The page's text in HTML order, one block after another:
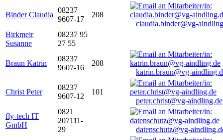
Binder Claudia
08237
9607-17
208
claudia.binder@vg-
Birkmeir
Susanne
08237 95
27 55
Braun Katrin
08237
9607-16
208
katrin.braun@vg-
Christ Peter
08237
9607-12
101
peter.christ@vg-aindling.de
fly-tech IT
GmbH
0821
207111-
29
datenschutz@vg-